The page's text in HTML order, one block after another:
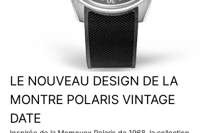
LE NOUVEAU DESIGN DE LA
MONTRE POLARIS VINTAGE
DATE